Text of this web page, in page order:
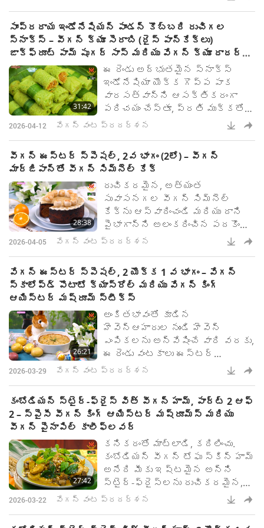
సాంప్రదాయ ఇండోనేషియన్ పాండన్ కొబ్బరి రుచిగల
స్నాక్స్ – వీగన్ క్యూ సెరాబి (రైస్ పాన్‌కేక్‌లు)
జాక్‌ఫ్రూట్ పామ్ షుగర్ సాస్ మరియు వేగన్ క్యూ దాదర్
గులుంగ్ (రోల్డ్ పాన్‌కేక్‌లు)
31:42
ఈ రెండు అద్భుతమైన స్నాక్స్
ఇండోనేషియా యొక్క గొప్ప పాక
వారసత్వాన్ని ఆసక్తికరంగా
పరిచయం చేస్తూ, ప్రతి ముక్కతోనూ
ఆహ్లాదకరమైన అనుభూతిని
2026-04-12 వేగన్ వంట ప్రదర్శన
వీగన్ ఈస్టర్ స్పెషల్, 2వ భాగం (2లో) – వీగన్
మార్జిపాన్‌తో వీగన్ సిమ్నెల్ కేక్
28:38
రుచికరమైన, అత్యంత
సువాసనగల వీగన్ సిమ్నెల్
కేక్‌ను ఆస్వాదించండి మరియు దాని
పైభాగాన్ని అలంకరించిన పదకొండు
వీగన్ మార్జిపాన్ బాల్స్ వెనుక
ఉన్న రహస్యాన్ని కనుక్కోండి.
2026-04-05 వేగన్ వంట ప్రదర్శన
వేగన్ ఈస్టర్ స్పెషల్, 2 యొక్క 1 వ భాగం – వేగన్
స్కాలోప్డ్ పొటాటో క్యాస్రోల్ మరియు వేగన్ కింగ్
ఆయిస్టర్ మష్రూమ్ స్టీక్స్
26:21
అంకితభావంతో కూడిన
హెవెన్‌ఆహారుల నుండి హెవెన్‌
ఎంపికలను అన్వేషించే వారి వరకు,
ఈ రెండు వంటకాలు ఈస్టర్
వేడుకలను అప్రయత్నంగా మరియు
2026-03-29 వేగన్ వంట ప్రదర్శన
కంబోడియన్ స్టైర్-ఫ్రైస్ విత్ వీగన్ హామ్, పార్ట్ 2 ఆఫ్
2 – స్పైసీ వీగన్ కింగ్ ఆయిస్టర్ మష్రూమ్స్ మరియు
వీగన్ పైనాపిల్ కాలీఫ్లవర్
27:42
కనికరంతో మాట్లాడి, కదిలించు.
కంబోడియన్ వీగన్ టోఫు స్కిన్ హామ్
అనేది మీకు ఇష్టమైన అన్ని
స్టైర్-ఫ్రైస్‌లను రుచికరమైన,
అపరాధ భావన లేని పాక సృష్టిగా
2026-03-22 వేగన్ వంట ప్రదర్శన